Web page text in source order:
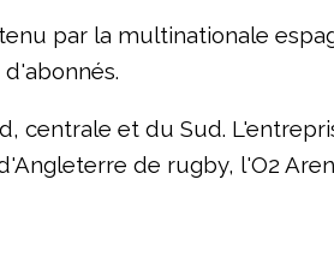
par la multinationale
centrale et du Sud.
de rugby, l'O2